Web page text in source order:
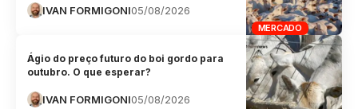
MERCADO
IVAN FORMIGONI05/08/2026
Ágio do preço futuro do boi gordo para
outubro. O que esperar?
IVAN FORMIGONI05/08/2026